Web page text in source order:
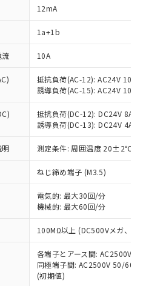
12mA
1a+1b
流 10A
抵抗負荷(AC-12): AC24V 10A/
誘導負荷(AC-15): AC24V
抵抗負荷(DC-12): DC24V 8A/
誘導負荷(DC-13): DC24V 4A/
測定条件: 周囲温度 20±2℃、
ねじ締め端子 (M3.5)
電気的: 最大30回/分
機械的: 最大60回/分
100MΩ以上 (DC500Vメガ、点
各端子とアース間: AC2500V
同極端子間: AC2500V 50/
(初期値)
当社制御機器事業取扱
状況および標準価格
せていただくもので
業取扱商品の中には、
象外となる商品もある
ださい。
標準価格照会結果は、
指令（10物質）の
が提供可能な商品で
指令（10物質）の非含
り替える予定のある
指令（10物質）の
で、対応品を出す予
指令（10物質）の
査中または確認中の
い商品です。
、非含有部品として
判明した場合などや
があります。
含有率が中国RoHSの
を示します。
含有率が中国RoHSの
とを示します。
当社販売部門へお問
貴社製品のうち、外国
貿易法に定める商品